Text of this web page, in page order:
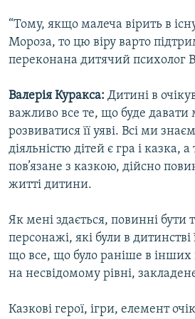
“Тому, якщо малеча вірить в
Мороза, то цю віру варто
переконана дитячий психолог
Валерія Куракса: Дитині в
важливо все те, що буде давати
розвиватися її уяві. Всі ми
діяльністю дітей є гра і казка,
пов’язане з казкою, дійсно
житті дитини.
Як мені здається, повинні бути
персонажі, які були в дитинстві
що все, що було раніше в інших
на несвідомому рівні,
Казкові герої, ігри, елемент